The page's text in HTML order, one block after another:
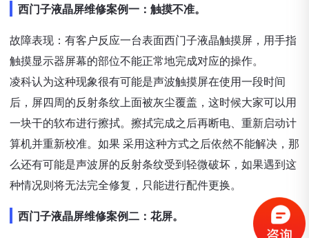
西门子液晶屏维修案例一：触摸不准。
故障表现：有客户反应一台表面西门子液晶触摸屏，用手指
触摸显示器屏幕的部位不能正常地完成对应的操作。
凌科认为这种现象很有可能是声波触摸屏在使用一段时间
后，屏四周的反射条纹上面被灰尘覆盖，这时候大家可以用
一块干的软布进行擦拭。擦拭完成之后再断电、重新启动计
算机并重新校准。如果 采用这种方式之后依然不能解决，那
么还有可能是声波屏的反射条纹受到轻微破坏，如果遇到这
种情况则将无法完全修复，只能进行配件更换。
西门子液晶屏维修案例二：花屏。